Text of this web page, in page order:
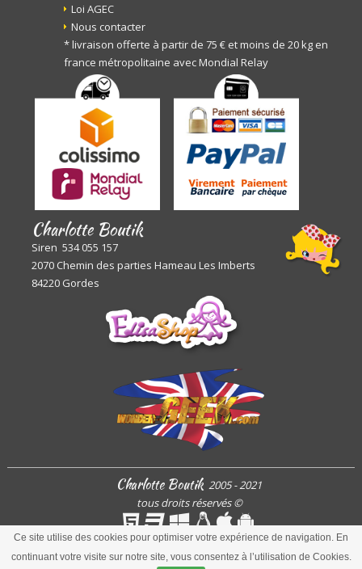
Ce site utilise des cookies pour optimiser votre expérience de navigation. En
continuant votre visite sur notre site, vous consentez à l’utilisation de Cookies.
Loi AGEC
Nous contacter
* livraison offerte à partir de 75 € et moins de 20 kg en
france métropolitaine avec Mondial Relay
Charlotte Boutik
Siren 534 055 157
2070 Chemin des parties Hameau Les Imberts
84220 Gordes
Charlotte Boutik 2005 - 2021
tous droits réservés©